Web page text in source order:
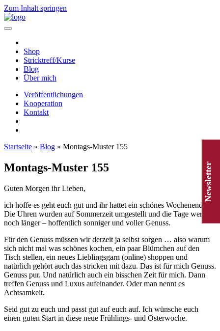
Zum Inhalt springen
Hauptnavigation
Shop
Stricktreff/Kurse
Blog
Über mich
Veröffentlichungen
Kooperation
Kontakt
Startseite » Blog » Montags-Muster 155
Montags-Muster 155
Guten Morgen ihr Lieben,
ich hoffe es geht euch gut und ihr hattet ein schönes Wochenende.
Die Uhren wurden auf Sommerzeit umgestellt und die Tage werden
noch länger – hoffentlich sonniger und voller Genuss.
Für den Genuss müssen wir derzeit ja selbst sorgen … also warum
sich nicht mal was schönes kochen, ein paar Blümchen auf den
Tisch stellen, ein neues Lieblingsgarn (online) shoppen und
natürlich gehört auch das stricken mit dazu. Das ist für mich Genuss.
Genuss pur. Und natürlich auch ein bisschen Zeit für mich. Dann
treffen Genuss und Luxus aufeinander. Oder man nennt es
Achtsamkeit.
Seid gut zu euch und passt gut auf euch auf. Ich wünsche euch
einen guten Start in diese neue Frühlings- und Osterwoche.
Newsletter